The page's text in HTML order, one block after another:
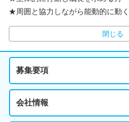
★周囲と協力しながら能動的に動
閉じる
募集要項
会社情報